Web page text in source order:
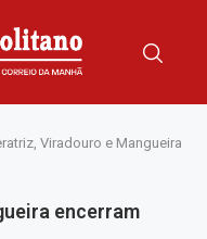
Viradouro e Mangueira
encerram